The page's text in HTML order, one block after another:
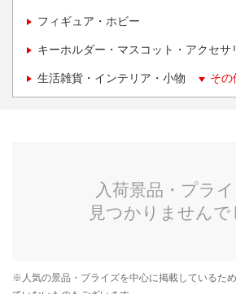
フィギュア・ホビー
キーホルダー・マスコット・アクセサ
生活雑貨・インテリア・小物 その